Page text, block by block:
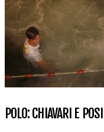
POLO: CHIAVARI E